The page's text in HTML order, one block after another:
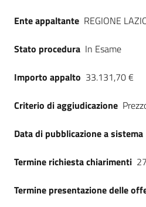
Ente appaltante REGIONE
Stato procedura In Esame
Importo appalto 33.131,70 €
Criterio di aggiudicazione
Data di pubblicazione a sistema
Termine richiesta chiarimenti
Termine presentazione delle